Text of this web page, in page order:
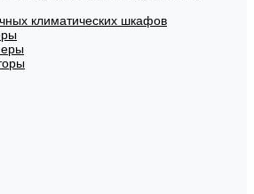
климатических шкафов